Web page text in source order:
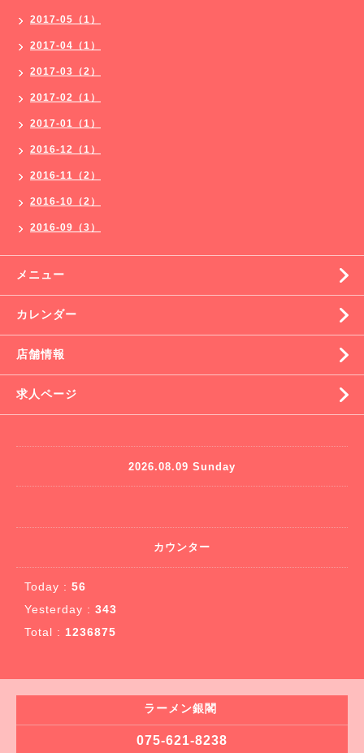
2017-05（1）
2017-04（1）
2017-03（2）
2017-02（1）
2017-01（1）
2016-12（1）
2016-11（2）
2016-10（2）
2016-09（3）
メニュー
カレンダー
店舗情報
求人ページ
2026.08.09 Sunday
カウンター
Today : 56
Yesterday : 343
Total : 1236875
ラーメン銀閣
075-621-8238